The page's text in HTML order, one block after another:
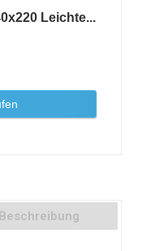
Leichte...
Beschreibung